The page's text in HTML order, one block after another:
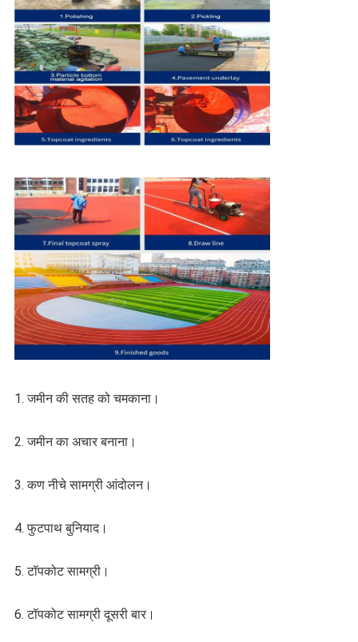
1. जमीन की सतह को चमकाना।
2. जमीन का अचार बनाना।
3. कण नीचे सामग्री आंदोलन।
4. फुटपाथ बुनियाद।
5. टॉपकोट सामग्री।
6. टॉपकोट सामग्री दूसरी बार।